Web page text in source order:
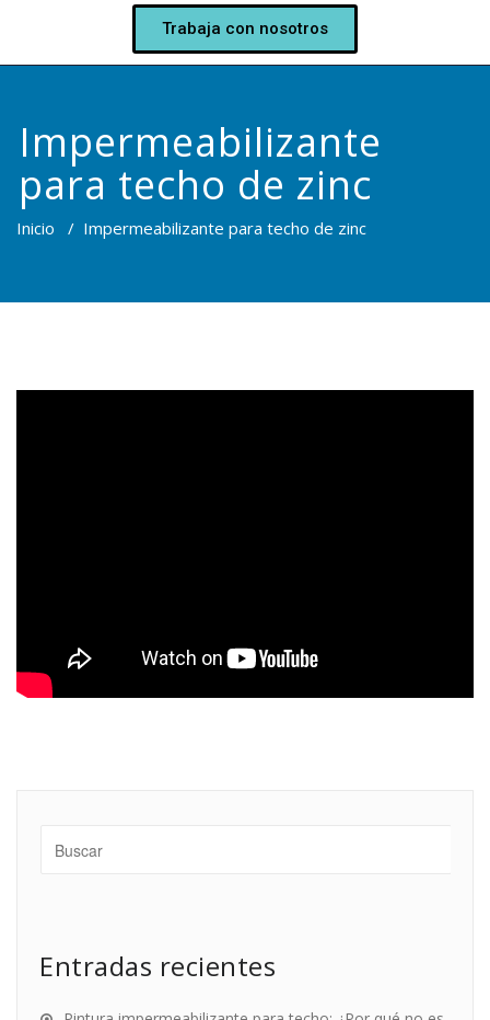
Trabaja con nosotros
Impermeabilizante
para techo de zinc
Inicio / Impermeabilizante para techo de zinc
Entradas recientes